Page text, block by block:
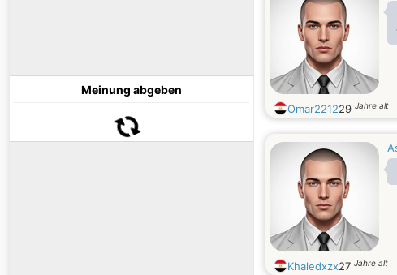
Meinung abgeben
Omar221229 Jahre alt
Khaledxzx27 Jahre alt